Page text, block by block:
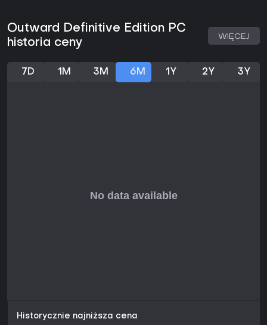
elementami RPG, choć niektórzy wskazują na stromą krzywą
uczenia i momenty frustracji. Jeśli wolisz łagodne tytuły z
intensywnej pomocy, to nie dla Ciebie - ale dla fanów
wybór w obecnej, zintegrowanej formie z całą zawartością.
Outward Definitive Edition PC
historia ceny
WIĘCEJ
7D 1M 3M 6M 1Y 2Y 3Y
Historycznie najniższa cena